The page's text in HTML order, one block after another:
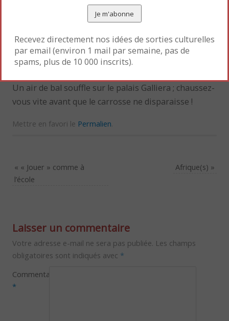
soir, elles sont regroupées
dans la grande galerie, au
sein de quatre îlots disposés
en enfilade, parmi lesquels le visiteur peut
tournoyer à son aise.
Un air de bal souffle sur le palais Galliera ; chaussez-
vous vite avant que le carrosse ne disparaisse !
Mettre en favori le Permalien
« « Jouer » comme à
l’école
Afrique(s) »
Laisser un commentaire
Votre adresse e-mail ne sera pas publiée. Les champs
obligatoires sont indiqués avec *
Commentaire
*
Recevez directement nos idées de sorties culturelles
par email (environ 1 mail par semaine, pas de
spams, plus de 10 000 inscrits).